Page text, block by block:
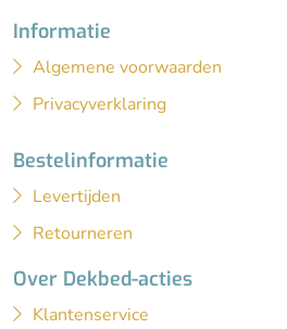
Informatie
Algemene voorwaarden
Privacyverklaring
Bestelinformatie
Levertijden
Retourneren
Over Dekbed-acties
Klantenservice